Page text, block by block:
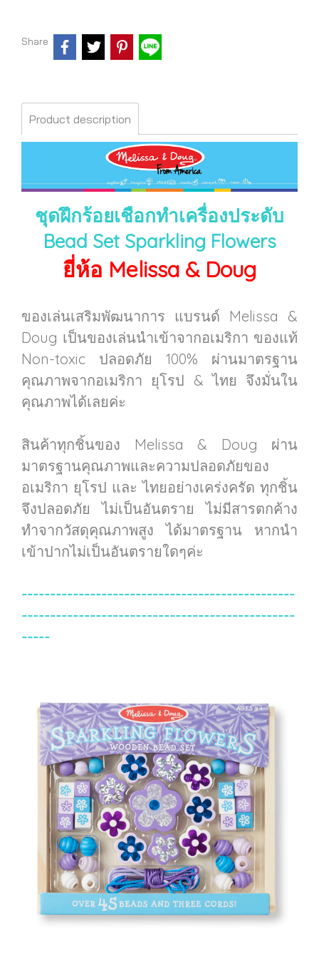
Share
Product description
ชุดฝึกร้อยเชือกทำเครื่องประดับ
Bead Set Sparkling Flowers
ยี่ห้อ Melissa & Doug
ของเล่นเสริมพัฒนาการ แบรนด์ Melissa &
Doug เป็นของเล่นนำเข้าจากอเมริกา ของแท้
Non-toxic ปลอดภัย 100% ผ่านมาตรฐาน
คุณภาพจากอเมริกา ยุโรป & ไทย จึงมั่นใน
คุณภาพได้เลยค่ะ
สินค้าทุกชิ้นของ Melissa & Doug ผ่าน
มาตรฐานคุณภาพและความปลอดภัยของ
อเมริกา ยุโรป และ ไทยอย่างเคร่งครัด ทุกชิ้น
จึงปลอดภัย ไม่เป็นอันตราย ไม่มีสารตกค้าง
ทำจากวัสดุคุณภาพสูง ได้มาตรฐาน หากนำ
เข้าปากไม่เป็นอันตรายใดๆค่ะ
------------------------------------------------
------------------------------------------------
-----